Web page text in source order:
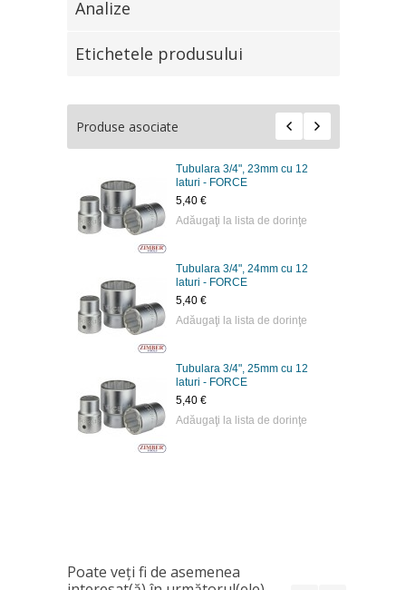
Analize
Etichetele produsului
Produse asociate
Tubulara 3/4", 23mm cu 12
laturi - FORCE
5,40 €
Adăugaţi la lista de dorinţe
Tubulara 3/4", 24mm cu 12
laturi - FORCE
5,40 €
Adăugaţi la lista de dorinţe
Tubulara 3/4", 25mm cu 12
laturi - FORCE
5,40 €
Adăugaţi la lista de dorinţe
Poate veţi fi de asemenea